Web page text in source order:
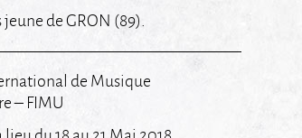
de GRON (89).
de Musique
– FIMU